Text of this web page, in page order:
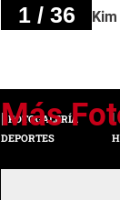
1 / 36
FOTOGALERÍA
DEPORTES